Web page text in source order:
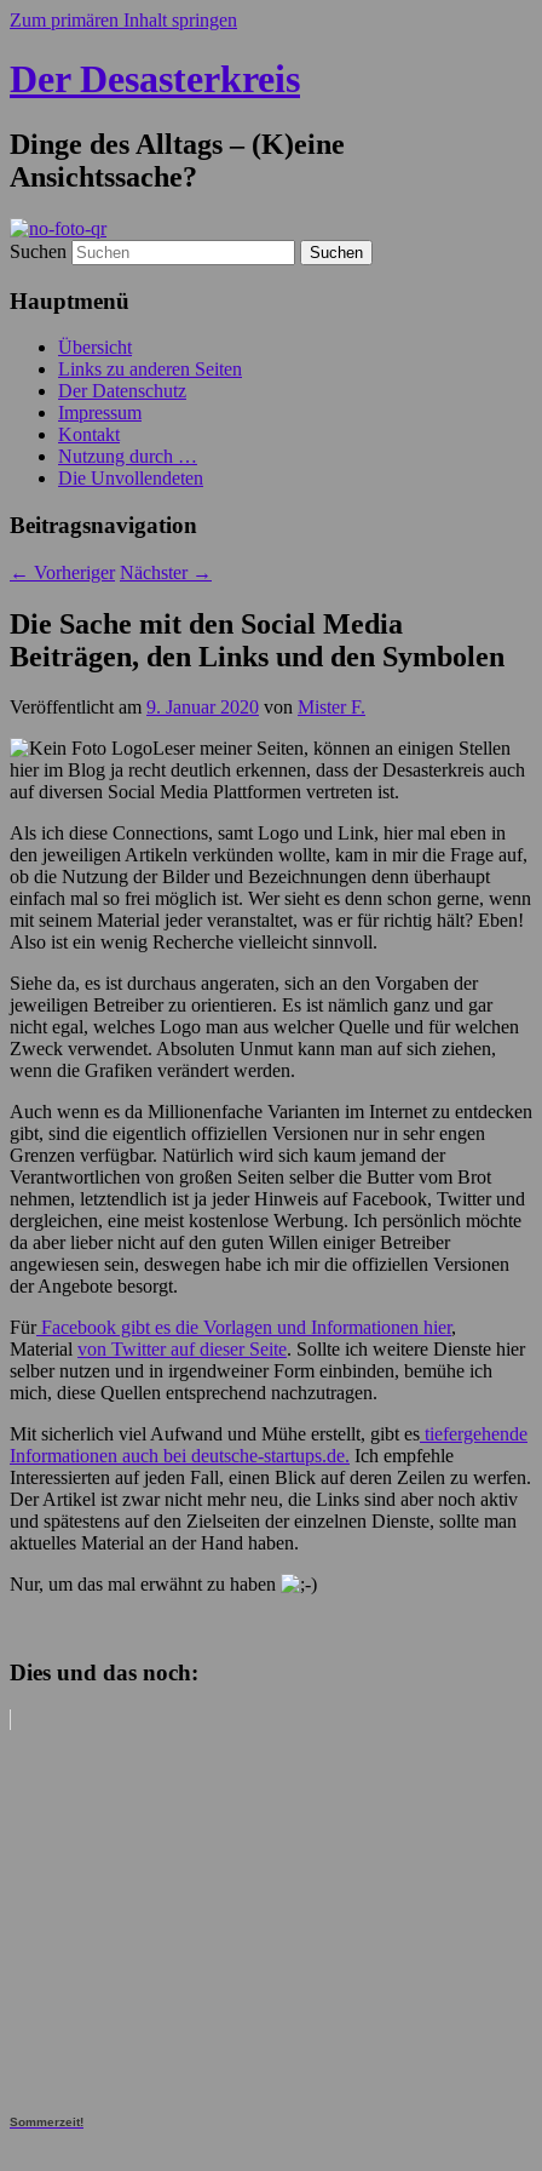
Zum primären Inhalt springen
Der Desasterkreis
Dinge des Alltags – (K)eine
Ansichtssache?
Suchen
Hauptmenü
Übersicht
Links zu anderen Seiten
Der Datenschutz
Impressum
Kontakt
Nutzung durch …
Die Unvollendeten
Beitragsnavigation
← Vorheriger Nächster →
Die Sache mit den Social Media
Beiträgen, den Links und den Symbolen
Veröffentlicht am 9. Januar 2020 von Mister F.
Leser meiner Seiten, können an einigen Stellen
hier im Blog ja recht deutlich erkennen, dass der Desasterkreis auch
auf diversen Social Media Plattformen vertreten ist.
Als ich diese Connections, samt Logo und Link, hier mal eben in
den jeweiligen Artikeln verkünden wollte, kam in mir die Frage auf,
ob die Nutzung der Bilder und Bezeichnungen denn überhaupt
einfach mal so frei möglich ist. Wer sieht es denn schon gerne, wenn
mit seinem Material jeder veranstaltet, was er für richtig hält? Eben!
Also ist ein wenig Recherche vielleicht sinnvoll.
Siehe da, es ist durchaus angeraten, sich an den Vorgaben der
jeweiligen Betreiber zu orientieren. Es ist nämlich ganz und gar
nicht egal, welches Logo man aus welcher Quelle und für welchen
Zweck verwendet. Absoluten Unmut kann man auf sich ziehen,
wenn die Grafiken verändert werden.
Auch wenn es da Millionenfache Varianten im Internet zu entdecken
gibt, sind die eigentlich offiziellen Versionen nur in sehr engen
Grenzen verfügbar. Natürlich wird sich kaum jemand der
Verantwortlichen von großen Seiten selber die Butter vom Brot
nehmen, letztendlich ist ja jeder Hinweis auf Facebook, Twitter und
dergleichen, eine meist kostenlose Werbung. Ich persönlich möchte
da aber lieber nicht auf den guten Willen einiger Betreiber
angewiesen sein, deswegen habe ich mir die offiziellen Versionen
der Angebote besorgt.
FürFacebook gibt es die Vorlagen und Informationen hier,
Material von Twitter auf dieser Seite. Sollte ich weitere Dienste hier
selber nutzen und in irgendweiner Form einbinden, bemühe ich
mich, diese Quellen entsprechend nachzutragen.
Mit sicherlich viel Aufwand und Mühe erstellt, gibt es tiefergehende
Informationen auch bei deutsche-startups.de. Ich empfehle
Interessierten auf jeden Fall, einen Blick auf deren Zeilen zu werfen.
Der Artikel ist zwar nicht mehr neu, die Links sind aber noch aktiv
und spätestens auf den Zielseiten der einzelnen Dienste, sollte man
aktuelles Material an der Hand haben.
Nur, um das mal erwähnt zu haben
Dies und das noch:
Sommerzeit!